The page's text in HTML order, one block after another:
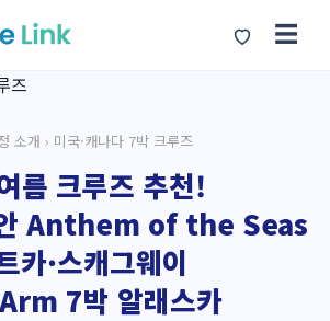
☰
소개 › 미국·캐나다 7박 크루즈
름 크루즈 추천!
Anthem of the Seas
·스캐그웨이
7박 알래스카